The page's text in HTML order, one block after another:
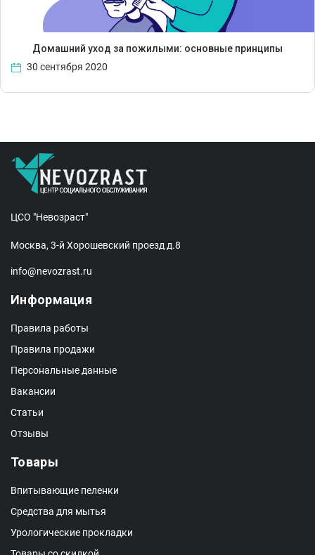
Домашний уход за пожилыми: основные принципы
30 сентября 2020
ЦСО "Невозраст"
Москва, 3-й Хорошевский проезд д.8
info@nevozrast.ru
Информация
Правила работы
Правила продажи
Персональные данные
Вакансии
Статьи
Отзывы
Товары
Впитывающие пеленки
Средства для мытья
Урологические прокладки